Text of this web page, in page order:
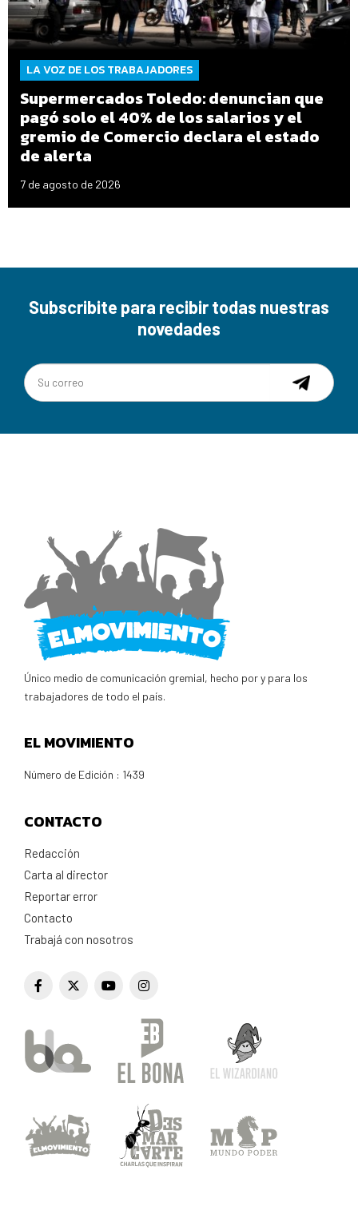
LA VOZ DE LOS TRABAJADORES
Supermercados Toledo: denuncian que
pagó solo el 40% de los salarios y el
gremio de Comercio declara el estado
de alerta
7 de agosto de 2026
Subscribite para recibir todas nuestras
novedades
Único medio de comunicación gremial, hecho por y para los
trabajadores de todo el país.
EL MOVIMIENTO
Número de Edición : 1439
CONTACTO
Redacción
Carta al director
Reportar error
Contacto
Trabajá con nosotros